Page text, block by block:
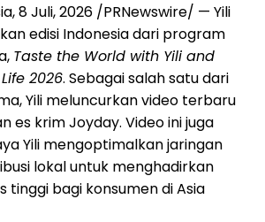
,8 Juli, 2026 /PRNewswire/ — Yili
edisi Indonesia dari program
Taste the World with Yili and
2026. Sebagai salah satu dari
Yili meluncurkan video terbaru
es krim Joyday. Video ini juga
Yili mengoptimalkan jaringan
lokal untuk menghadirkan
tinggi bagi konsumen di Asia